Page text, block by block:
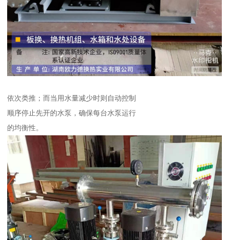
依次类推；而当用水量减少时则自动控制
顺序停止先开的水泵，确保每台水泵运行
的均衡性。